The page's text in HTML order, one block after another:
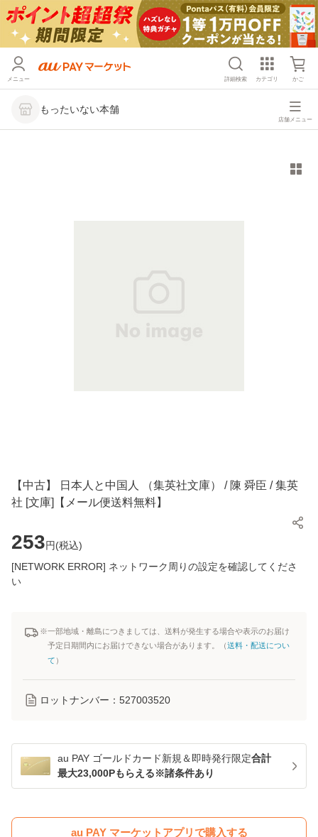
メニュー 詳細検索 カテゴリ かご
もったいない本舗
店舗メニュー
【中古】 日本人と中国人 （集英社文庫） / 陳 舜臣 / 集英
社 [文庫]【メール便送料無料】
253円(税込)
[NETWORK ERROR] ネットワーク周りの設定を確認してくださ
い
※一部地域・離島につきましては、送料が発生する場合や表示のお届け
予定日期間内にお届けできない場合があります。（送料・配送につい
て ）
ロットナンバー： 527003520
au PAY ゴールドカード新規＆即時発行限定合計
最大23,000Pもらえる※諸条件あり
au PAY マーケットアプリで購入する